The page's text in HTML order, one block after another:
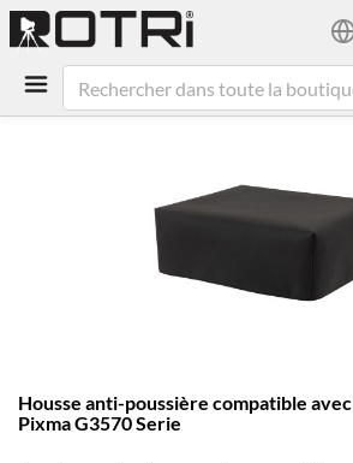
au
début
Housse anti-poussière compatible
Pixma G3570 Serie